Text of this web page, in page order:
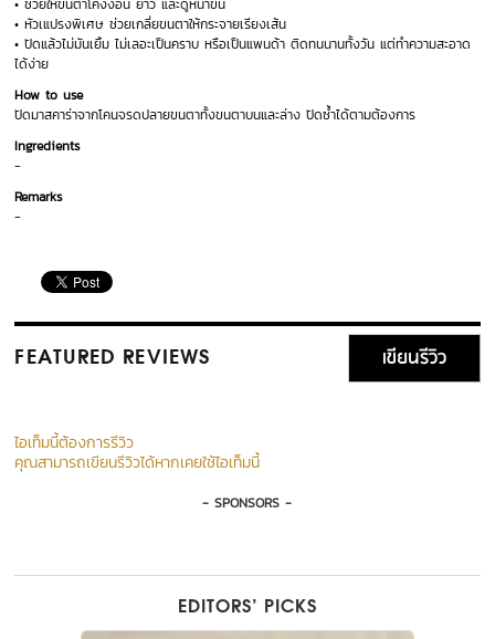
• ช่วยให้ขนตาโค้งงอน ยาว และดูหนาขึ้น
• หัวเแปรงพิเศษ ช่วยเกลี่ยขนตาให้กระจายเรียงเส้น
• ปัดแล้วไม่มันเยิ้ม ไม่เลอะเป็นคราบ หรือเป็นแพนด้า ติดทนนานทั้งวัน แต่ทำความสะอาด
ได้ง่าย
How to use
ปัดมาสคาร่าจากโคนจรดปลายขนตาทั้งขนตาบนและล่าง ปัดซ้ำได้ตามต้องการ
Ingredients
-
Remarks
-
FEATURED REVIEWS เขียนรีวิว
ไอเท็มนี้ต้องการรีวิว
คุณสามารถเขียนรีวิวได้หากเคยใช้ไอเท็มนี้
- SPONSORS -
EDITORS’ PICKS